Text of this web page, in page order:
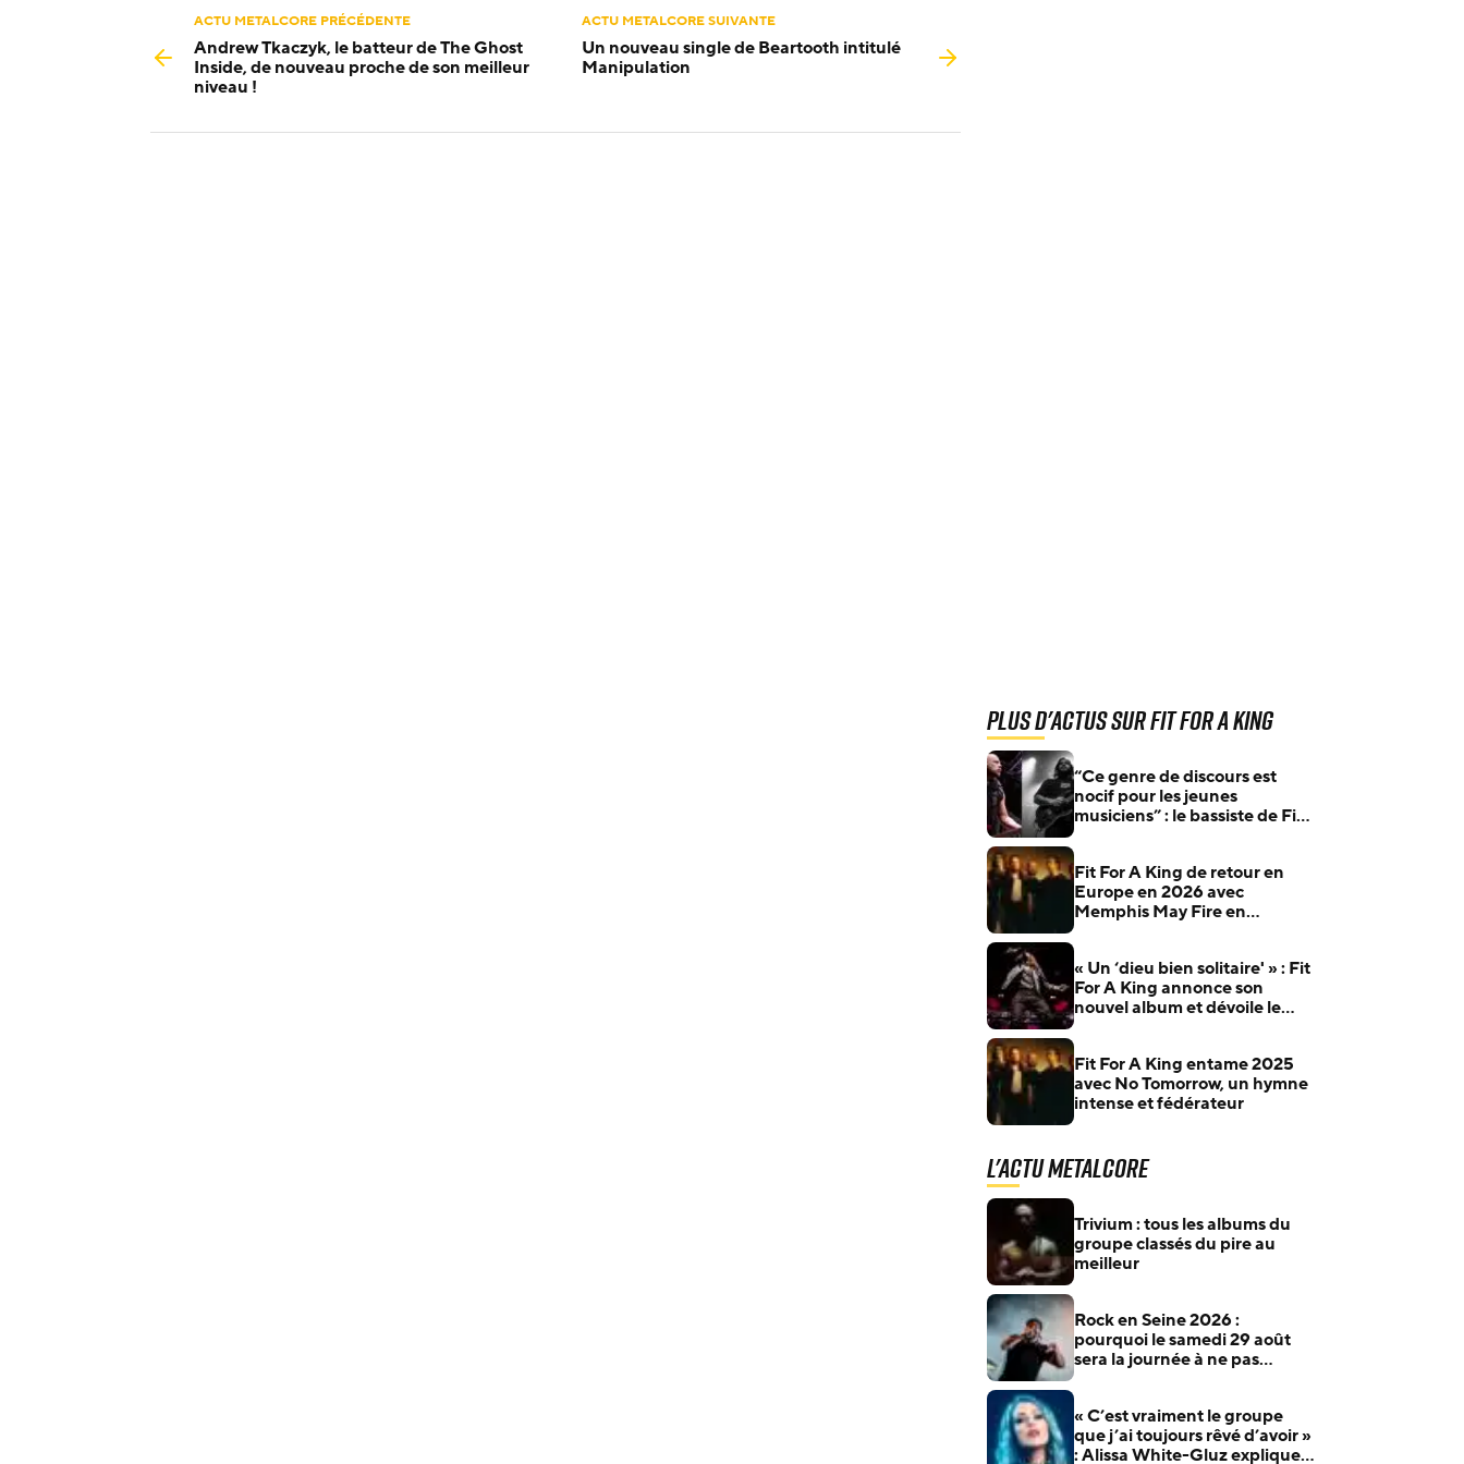
ACTU METALCORE PRÉCÉDENTE
Andrew Tkaczyk, le batteur de The Ghost
Inside, de nouveau proche de son meilleur
niveau !
ACTU METALCORE SUIVANTE
Un nouveau single de Beartooth intitulé
Manipulation
Plus d'actus sur Fit For A King
“Ce genre de discours est
nocif pour les jeunes
musiciens” : le bassiste de Fit
Fit For A King de retour en
Europe en 2026 avec
Memphis May Fire en
« Un ‘dieu bien solitaire' » : Fit
For A King annonce son
nouvel album et dévoile le
Fit For A King entame 2025
avec No Tomorrow, un hymne
intense et fédérateur
L'actu Metalcore
Trivium : tous les albums du
groupe classés du pire au
meilleur
Rock en Seine 2026 :
pourquoi le samedi 29 août
sera la journée à ne pas
« C’est vraiment le groupe
que j’ai toujours rêvé d’avoir »
: Alissa White-Gluz explique